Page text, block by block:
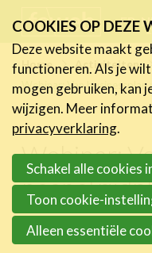
links
Jump
to
navigation
to
main
content
FR
Home Activiteiten
Webinar: Van businessplan
Webinar:
naar
3 april 2020
COOKIES OP DEZE
Deze website maakt
functioneren. Als je
mogen gebruiken, kan
wijzigen. Meer
privacyverklaring.
Schakel alle cookies
Toon cookie-
Alleen essentiële